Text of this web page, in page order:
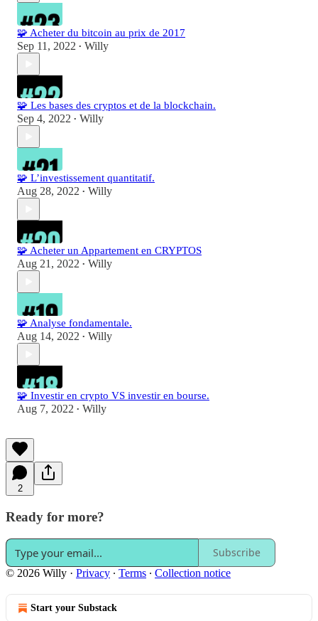
🧩 Acheter du bitcoin au prix de 2017
Sep 11, 2022 • Willy
🧩 Les bases des cryptos et de la blockchain.
Sep 4, 2022 • Willy
🧩 L’investissement quantitatif.
Aug 28, 2022 • Willy
🧩 Acheter un Appartement en CRYPTOS
Aug 21, 2022 • Willy
🧩 Analyse fondamentale.
Aug 14, 2022 • Willy
🧩 Investir en crypto VS investir en bourse.
Aug 7, 2022 • Willy
2
Ready for more?
Subscribe
© 2026 Willy · Privacy ∙ Terms ∙ Collection notice
Start your Substack